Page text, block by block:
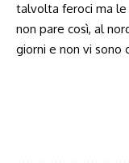
talvolta feroci ma le
non pare così, al
giorni e non vi sono